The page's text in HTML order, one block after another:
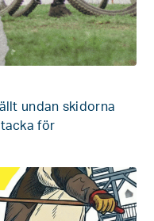
undan skidorna
för